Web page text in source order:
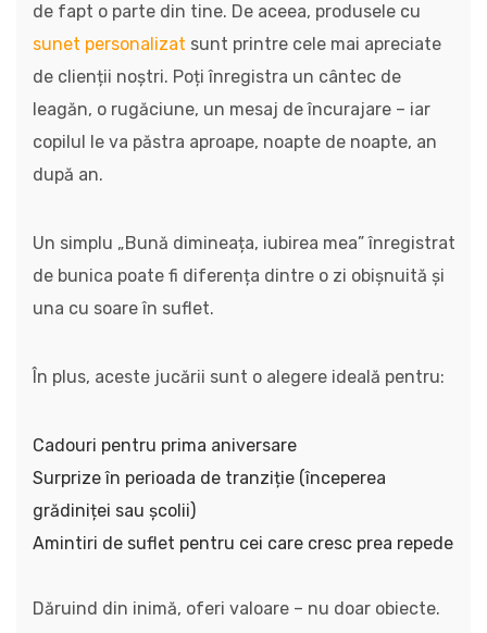
de fapt o parte din tine. De aceea, produsele cu
sunet personalizat sunt printre cele mai apreciate
de clienții noștri. Poți înregistra un cântec de
leagăn, o rugăciune, un mesaj de încurajare – iar
copilul le va păstra aproape, noapte de noapte, an
după an.
Un simplu „Bună dimineața, iubirea mea” înregistrat
de bunica poate fi diferența dintre o zi obișnuită și
una cu soare în suflet.
În plus, aceste jucării sunt o alegere ideală pentru:
Cadouri pentru prima aniversare
Surprize în perioada de tranziție (începerea
grădiniței sau școlii)
Amintiri de suflet pentru cei care cresc prea repede
Dăruind din inimă, oferi valoare – nu doar obiecte.